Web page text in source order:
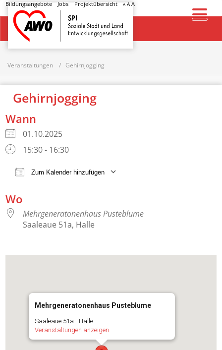
Bildungsangebote Jobs Projektübersicht A AA
Startseite
Veranstaltungen Gehirnjogging
Gehirnjogging
Wann
01.10.2025
15:30 - 16:30
Zum Kalender hinzufügen
Wo
Mehrgeneratonenhaus Pusteblume
Saaleaue 51a, Halle
Mehrgeneratonenhaus Pusteblume
Saaleaue 51a - Halle
Veranstaltungen anzeigen